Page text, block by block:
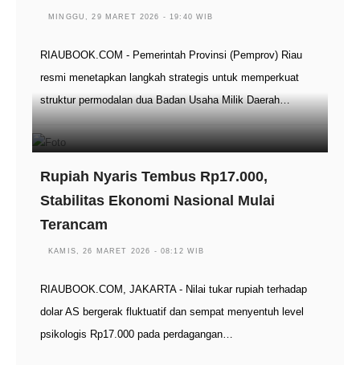
MINGGU, 29 MARET 2026 - 19:40 WIB
RIAUBOOK.COM - Pemerintah Provinsi (Pemprov) Riau
resmi menetapkan langkah strategis untuk memperkuat
struktur permodalan dua Badan Usaha Milik Daerah…
Rupiah Nyaris Tembus Rp17.000,
Stabilitas Ekonomi Nasional Mulai
Terancam
KAMIS, 26 MARET 2026 - 08:12 WIB
RIAUBOOK.COM, JAKARTA - Nilai tukar rupiah terhadap
dolar AS bergerak fluktuatif dan sempat menyentuh level
psikologis Rp17.000 pada perdagangan…